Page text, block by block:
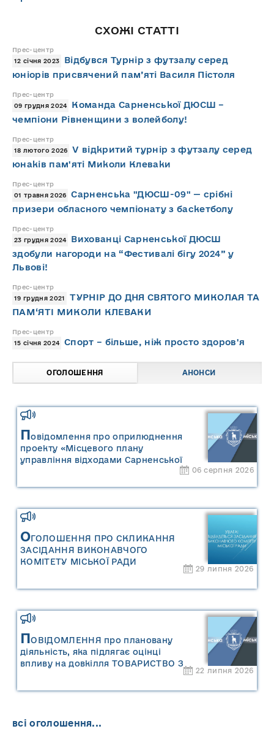
СХОЖІ СТАТТІ
Прес-центр
12 січня 2023
Відбувся Турнір з футзалу серед
юніорів присвячений пам’яті Василя Пістоля
Прес-центр
09 грудня 2024
Команда Сарненської ДЮСШ –
чемпіони Рівненщини з волейболу!
Прес-центр
18 лютого 2026
V відкритий турнір з футзалу серед
юнаків пам'яті Миколи Клеваки
Прес-центр
01 травня 2026
Сарненська "ДЮСШ-09" — срібні
призери обласного чемпіонату з баскетболу
Прес-центр
23 грудня 2024
Вихованці Сарненської ДЮСШ
здобули нагороди на “Фестивалі бігу 2024” у
Львові!
Прес-центр
19 грудня 2021
ТУРНІР ДО ДНЯ СВЯТОГО МИКОЛАЯ ТА
ПАМ‘ЯТІ МИКОЛИ КЛЕВАКИ
Прес-центр
15 січня 2024
Спорт – більше, ніж просто здоров'я
ОГОЛОШЕННЯ АНОНСИ
Повідомлення про оприлюднення
проекту «Місцевого плану
управління відходами Сарненської
міської територіальної громади» та
управління відходами Сарненської
міської територіальної громади»
06 серпня 2026
ОГОЛОШЕННЯ ПРО СКЛИКАННЯ
ЗАСІДАННЯ ВИКОНАВЧОГО
КОМІТЕТУ МІСЬКОЇ РАДИ
29 липня 2026
ПОВІДОМЛЕННЯ про плановану
діяльність, яка підлягає оцінці
впливу на довкілля ТОВАРИСТВО З
22 липня 2026
всі оголошення...